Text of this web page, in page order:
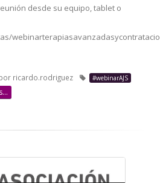
desde su equipo, tablet o
ricardo.rodriguez #webinarAJS